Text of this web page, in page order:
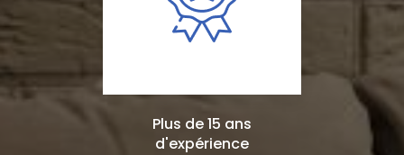
Plus de 15 ans
d'expérience